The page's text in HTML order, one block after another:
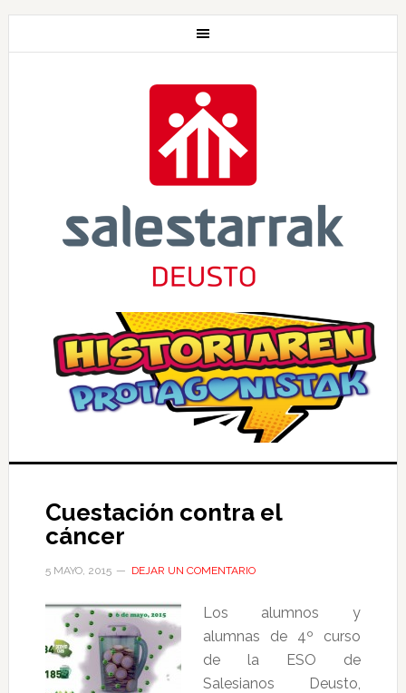
Cuestación contra el
cáncer
5 MAYO, 2015 DEJAR UN COMENTARIO
Los alumnos y
alumnas de 4º curso
de la ESO de
Salesianos Deusto,